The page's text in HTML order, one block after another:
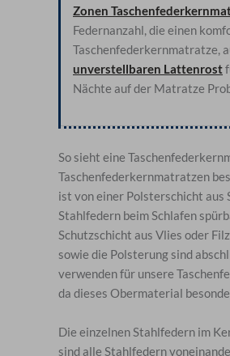
Zonen
Federnanzahl, die einen
Taschenfederkernmatratze,
unverstellbaren Lattenrost
Nächte auf der Matratze
So sieht eine
Taschenfederkernmatratzen
ist von einer Polsterschicht aus
Stahlfedern beim Schlafen
Schutzschicht aus Vlies oder
sowie die Polsterung sind
verwenden für unsere
da dieses Obermaterial
Die einzelnen Stahlfedern im
sind alle Stahlfedern